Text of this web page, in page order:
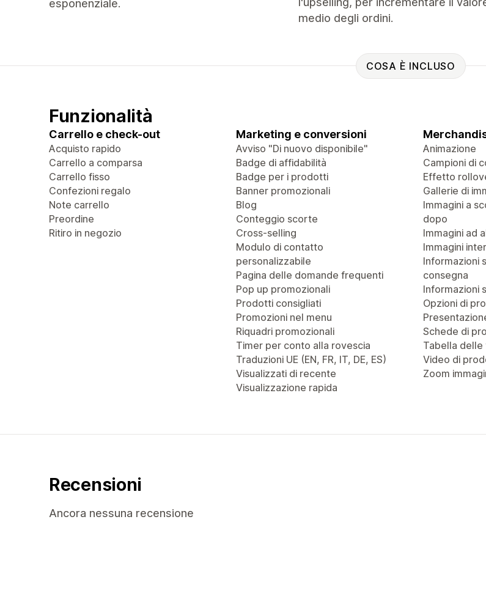
esponenziale.
medio degli ordini.
COSA È INCLUSO
Funzionalità
Carrello e check-out
Acquisto rapido
Carrello a comparsa
Carrello fisso
Confezioni regalo
Note carrello
Preordine
Ritiro in negozio
Marketing e conversioni
Avviso "Di nuovo disponibile"
Badge di affidabilità
Badge per i prodotti
Banner promozionali
Blog
Conteggio scorte
Cross-selling
Modulo di contatto
personalizzabile
Pagina delle domande frequenti
Pop up promozionali
Prodotti consigliati
Promozioni nel menu
Riquadri promozionali
Timer per conto alla rovescia
Traduzioni UE (EN, FR, IT, DE, ES)
Visualizzati di recente
Visualizzazione rapida
Animazione
Campioni di
Effetto
Gallerie di
Immagini a
dopo
Immagini ad
Immagini
Informazioni
consegna
Informazioni
Opzioni di
Schede di
Tabella delle
Video di
Zoom
Recensioni
Ancora nessuna recensione